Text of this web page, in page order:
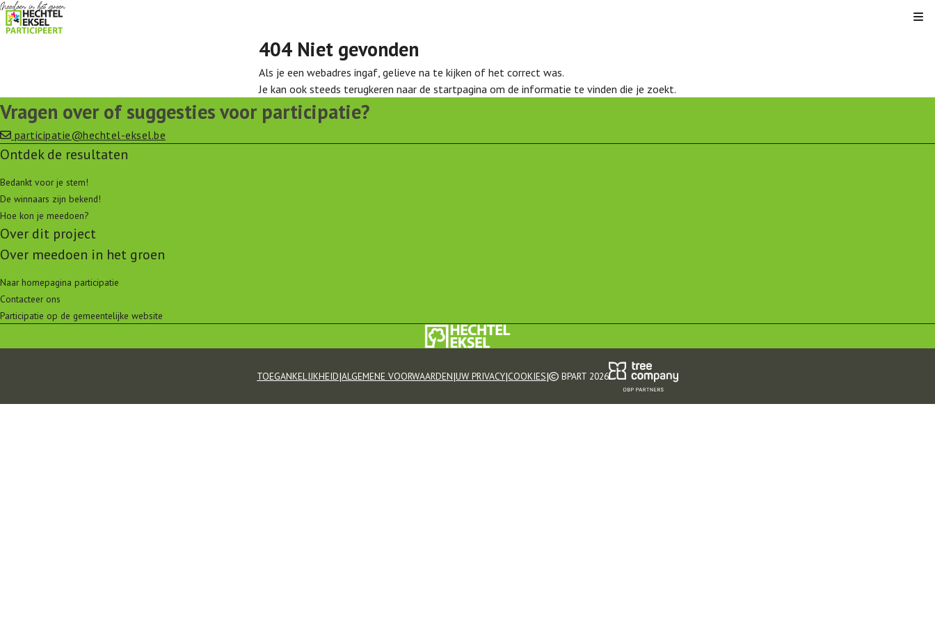
404 Niet gevonden
Als je een webadres ingaf, gelieve na te kijken of het correct was.
Je kan ook steeds terugkeren naar de startpagina om de informatie te vinden die je zoekt.
Vragen over of suggesties voor participatie?
participatie@hechtel-eksel.be
Ontdek de resultaten
Bedankt voor je stem!
De winnaars zijn bekend!
Hoe kon je meedoen?
Over dit project
Over meedoen in het groen
Naar homepagina participatie
Contacteer ons
Participatie op de gemeentelijke website
TOEGANKELIJKHEID|ALGEMENE VOORWAARDEN|UW PRIVACY|COOKIES| BPART 2026